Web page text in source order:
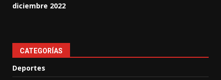
diciembre 2022
CATEGORÍAS
Deportes